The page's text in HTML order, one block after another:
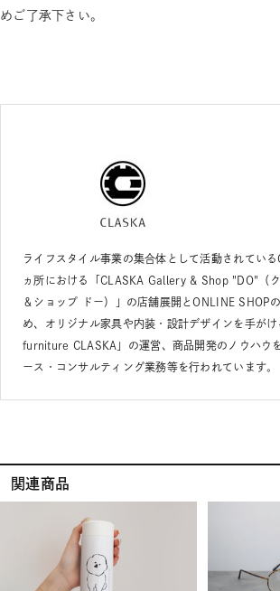
めご了承下さい。
ライフスタイル事業の集合体として活動されてい
ヵ所における「CLASKA Gallery & Shop "DO"（
＆ショップ ドー）」の店舗展開とONLINE SHOP
め、オリジナル家具や内装・設計デザインを手が
furniture CLASKA」の運営、商品開発のノウハウ
ース・コンサルティング業務等を行われています。
関連商品